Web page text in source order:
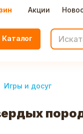
Акции
Каталог
Игры и досуг